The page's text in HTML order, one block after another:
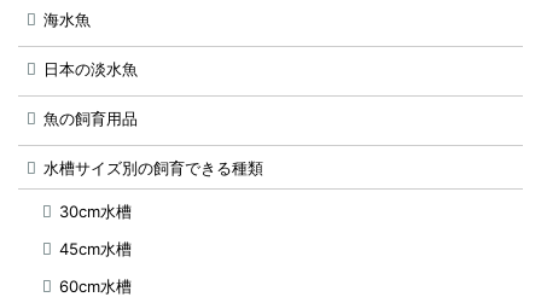
海水魚
日本の淡水魚
魚の飼育用品
水槽サイズ別の飼育できる種類
30cm水槽
45cm水槽
60cm水槽